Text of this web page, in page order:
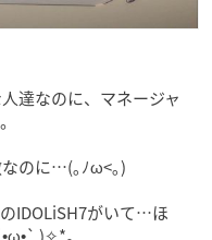
達なのに、マネージャ
なのに…(｡ﾉω<｡)
IDOLiSH7がいて…ほ